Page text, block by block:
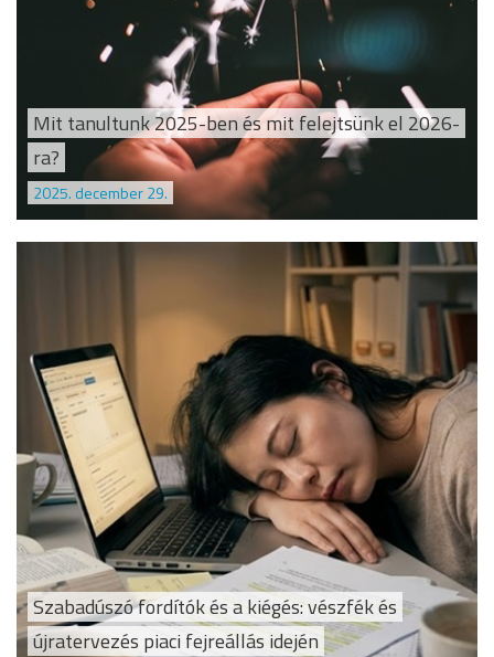
Mit tanultunk 2025-ben és mit felejtsünk el 2026-
ra?
2025. december 29.
Szabadúszó fordítók és a kiégés: vészfék és
újratervezés piaci fejreállás idején